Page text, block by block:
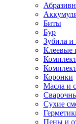
Биты
Бур
Зубила и
Клеевые
Коронки
Масла и
Сухие
Пены и